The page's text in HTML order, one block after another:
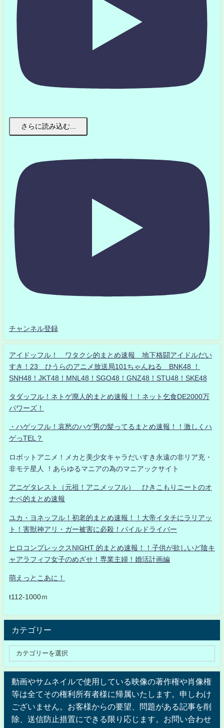
さらに読み込む...
チャンネル登録
アイドッフル！ ワタクシ的まとめ速報 地下格闘アイドルだい
すき！23 ひうらのアニメ放送局101ちゃんねる BNK48 ！
SNH48！JKT48！MNL48！SGO48！GNZ48！STU48！SKE48
タダッフル！ネトゲ廃人的まとめ速報！！ネット乞食DE2000万
パワーズ！
・ハゲッフル！哀愁のハゲ男の髪ってるまとめ速報！！激しくハ
ゲっTEL？
ロボットアニメ！メカと美少女キャラだいすき永遠の非リア充・
非モテ星人 ！あらゆるマニアの為のマニアックサイト
アニゲタレスト（元祖！アニメッフル） ひきこもりニートのオ
ナベ的まとめ速報
ユカ・ヨネッフル！初老的まとめ速報！！大帝イタチにラリアッ
ト！害獣神アリ・ガー被害に必殺！パイルドライバー
ヒロコンプレックスNIGHT 的まとめ速報！！子供が欲しいど陰キ
ャアラフィフ女子のめざせ！専業主婦！婚活計画編
萌えっとこあに！
t112-1000ｍ
カテゴリー
動画やサムネイルで使用している映像の著作権や肖像権
等は全てその権利所有者様に帰属いたします。申しわけ
ございません。お客様からの要望、問題がある記事を削
除、送信防止措置にできる限り応じます。お問い合わせ